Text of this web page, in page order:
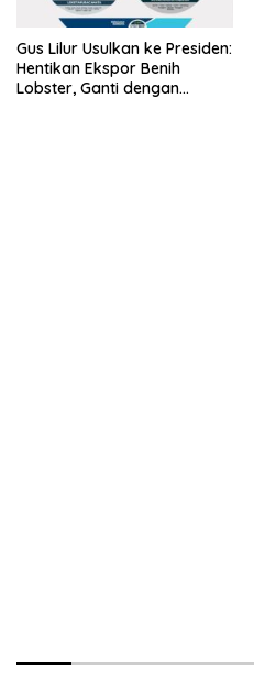
Gus Lilur Usulkan ke Presiden:
Hentikan Ekspor Benih
Lobster, Ganti dengan